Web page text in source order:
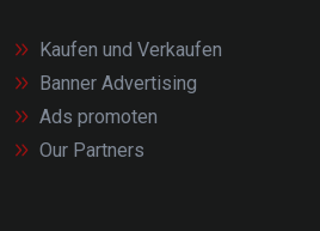
Kaufen und Verkaufen
Banner Advertising
Ads promoten
Our Partners